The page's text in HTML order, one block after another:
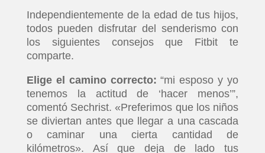
Independientemente de la edad de tus hijos,
todos pueden disfrutar del senderismo con
los siguientes consejos que Fitbit te
comparte.
Elige el camino correcto:“mi esposo y yo
tenemos la actitud de ‘hacer menos’”,
comentó Sechrist. «Preferimos que los niños
se diviertan antes que llegar a una cascada
o caminar una cierta cantidad de
kilómetros». Así que deja de lado tus